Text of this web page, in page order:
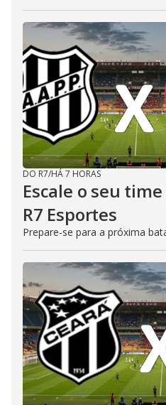
DO R7/HÁ 7 HORAS
Escale o seu
R7 Esportes
Prepare-se para a próxima